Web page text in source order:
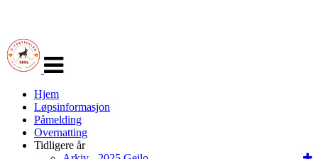
navigasjon
Hjem
Løpsinformasjon
Påmelding
Overnatting
Tidligere år